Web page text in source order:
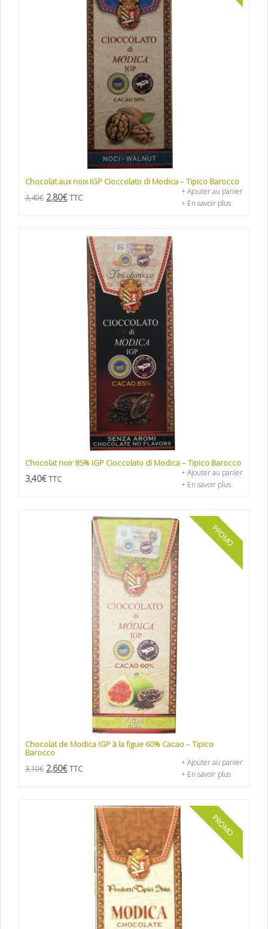
Chocolat aux noix IGP Cioccolato di Modica – Tipico Barocco
3,40€ 2,80€ TTC
+ Ajouter au panier
+ En savoir plus
Chocolat noir 85% IGP Cioccolato di Modica – Tipico Barocco
3,40€ TTC
+ Ajouter au panier
+ En savoir plus
PROMO
Chocolat de Modica IGP à la figue 60% Cacao – Tipico
Barocco
3,10€ 2,60€ TTC
+ Ajouter au panier
+ En savoir plus
PROMO